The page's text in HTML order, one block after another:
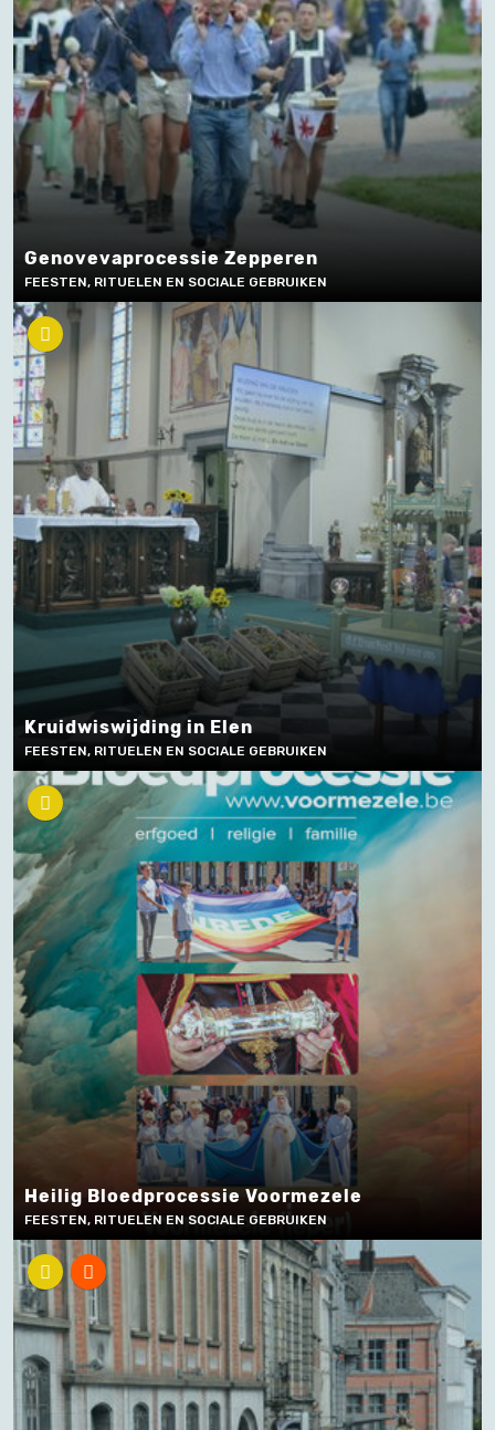
Genovevaprocessie Zepperen
FEESTEN, RITUELEN EN SOCIALE GEBRUIKEN
Kruidwiswijding in Elen
FEESTEN, RITUELEN EN SOCIALE GEBRUIKEN
Heilig Bloedprocessie Voormezele
FEESTEN, RITUELEN EN SOCIALE GEBRUIKEN